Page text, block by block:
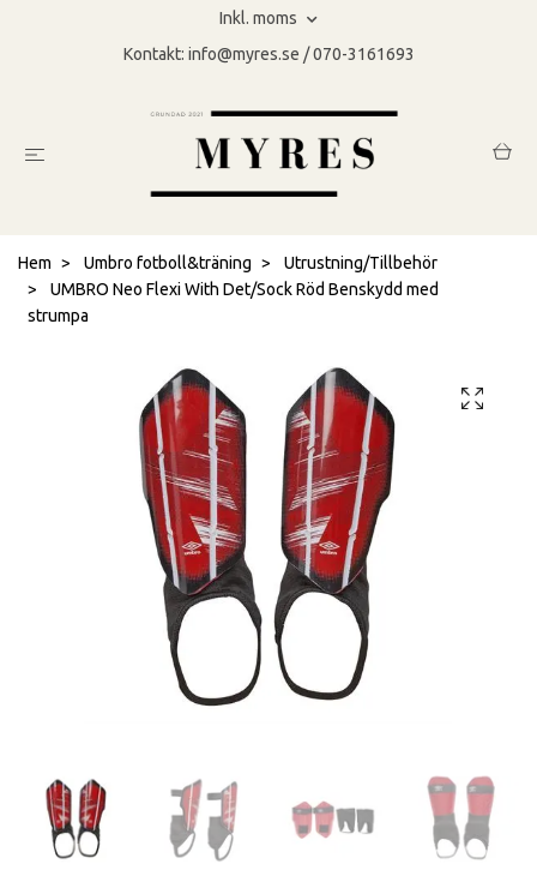
Inkl. moms
Kontakt: info@myres.se / 070-3161693
Hem Umbro fotboll&träning
Utrustning/Tillbehör
UMBRO Neo Flexi With Det/Sock Röd Benskydd med
strumpa